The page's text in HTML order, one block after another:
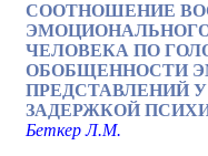
СООТНОШЕНИЕ
ЧЕЛОВЕКА ПО
ОБОБЩЕННОСТИ
ПРЕДСТАВЛЕНИЙ
ЗАДЕРЖКОЙ
Беткер Л.М.